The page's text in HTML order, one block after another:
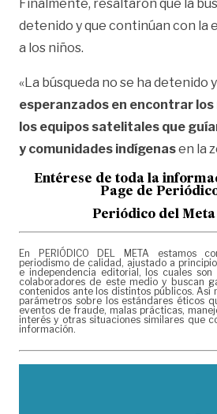
Finalmente, resaltaron que la
detenido y que continúan con la
a los niños.
«La búsqueda no se ha detenido y
esperanzados en encontrar los
los equipos satelitales que
y comunidades indígenasen la
Entérese de toda la
Page de
Periódico del
En PERIÓDICO DEL META estamos
periodismo de calidad, ajustado a
e independencia editorial, los cuales
colaboradores de este medio y buscan
contenidos ante los distintos públicos. Así
parámetros sobre los estándares éticos
eventos de fraude, malas prácticas,
interés y otras situaciones similares que
información.